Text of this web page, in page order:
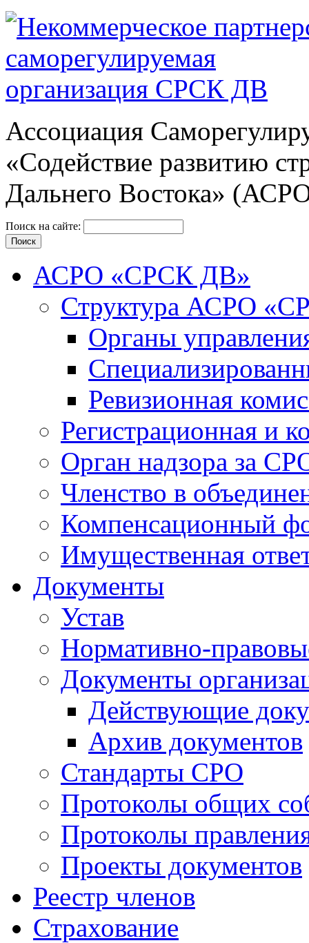
Ассоциация
«Содействие развитию
Дальнего Востока»
Поиск на сайте:
АСРО «СРСК ДВ»
Структура АСРО
Органы
Ревизионная
Регистрационная и
Орган надзора за
Членство в
Компенсационный
Имущественная
Документы
Устав
Нормативно-
Документы
Действующие
Архив документов
Стандарты СРО
Протоколы общих
Протоколы
Проекты документов
Реестр членов
Страхование